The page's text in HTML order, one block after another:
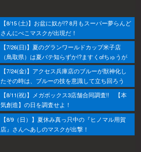
【8/15 (土)】お盆に奴が!? 8月もスーパー夢らんど
さんにぺこマスクが出現だ！
【7/26(日)】夏のグランワールドカップ米子店
（鳥取県）は夏バテ知らずか!?ますくofちゅうが
調査してきたで～！
【7/24(金)】アクセス兵庫店のブルーが獣神化し
たその時は、ブルーの技を意識して立ち回ろう
ぞ！
【8/11(祝)】メガボックス3店舗合同調査!! 【本
気創造】の日を調査せよ！
【8/9（日）】夏休み真っ只中の『ヒノマル用賀
店』さんへあしのマスクが出撃！